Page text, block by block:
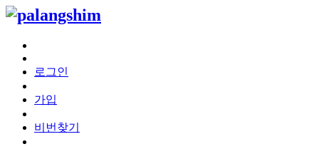
로그인
가입
비번찾기